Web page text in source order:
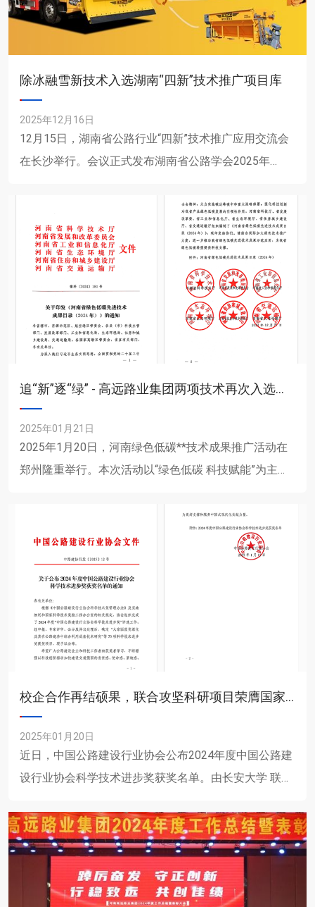
除冰融雪新技术入选湖南“四新”技术推广项目库
2025年12月16日
12月15日，湖南省公路行业“四新”技术推广应用交流会
在长沙举行。会议正式发布湖南省公路学会2025年
追“新”逐“绿” - 高远路业集团两项技术再次入选河南省绿色低碳**技术成果目录（2024）
2025年01月21日
2025年1月20日，河南绿色低碳**技术成果推广活动在
郑州隆重举行。本次活动以“绿色低碳 科技赋能”为主
校企合作再结硕果，联合攻坚科研项目荣膺国家行业协会科学技术奖一等奖
2025年01月20日
近日，中国公路建设行业协会公布2024年度中国公路建
设行业协会科学技术进步奖获奖名单。由长安大学 联合
的“‘感-诊-......